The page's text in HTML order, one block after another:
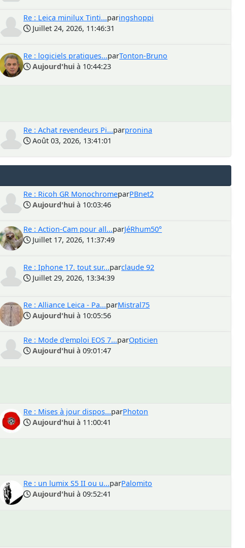
Re : Leica minilux Tinti...paringshoppi
Juillet 24, 2026, 11:46:31
Re : logiciels pratiques...parTonton-Bruno
Aujourd'hui à 10:44:23
Re : Achat revendeurs Pi...parpronina
Août 03, 2026, 13:41:01
Re : Ricoh GR MonochromeparPBnet2
Aujourd'hui à 10:03:46
Re : Action-Cam pour all...parJéRhum50°
Juillet 17, 2026, 11:37:49
Re : Iphone 17. tout sur...parclaude 92
Juillet 29, 2026, 13:34:39
Re : Alliance Leica - Pa...parMistral75
Aujourd'hui à 10:05:56
Re : Mode d'emploi EOS 7...parOpticien
Aujourd'hui à 09:01:47
Re : Mises à jour dispos...parPhoton
Aujourd'hui à 11:00:41
Re : un lumix S5 II ou u...parPalomito
Aujourd'hui à 09:52:41